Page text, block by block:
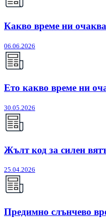
Какво време ни
06.06.2026
Ето какво време ни
30.05.2026
Жълт код за силен
25.04.2026
Предимно слънчево